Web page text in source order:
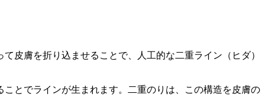
皮膚を折り込ませることで、人工的な二重ライン（ヒダ）
とでラインが生まれます。二重のりは、この構造を皮膚の